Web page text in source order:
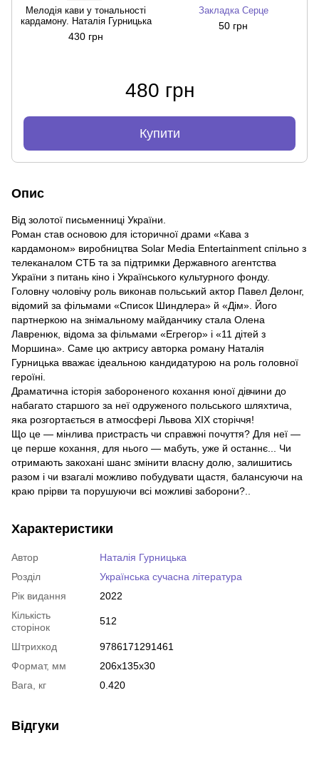
Мелодія кави у тональності
кардамону. Наталія Гурницька
430 грн
Закладка Серце
50 грн
480 грн
Купити
Опис
Від золотої письменниці України.
Роман став основою для історичної драми «Кава з
кардамоном» виробництва Solar Media Entertainment спільно з
телеканалом СТБ та за підтримки Державного агентства
України з питань кіно і Українського культурного фонду.
Головну чоловічу роль виконав польський актор Павел Делонг,
відомий за фільмами «Список Шиндлера» й «Дім». Його
партнеркою на знімальному майданчику стала Олена
Лавренюк, відома за фільмами «Егрегор» і «11 дітей з
Моршина». Саме цю актрису авторка роману Наталія
Гурницька вважає ідеальною кандидатурою на роль головної
героїні.
Драматична історія забороненого кохання юної дівчини до
набагато старшого за неї одруженого польського шляхтича,
яка розгортається в атмосфері Львова XIX сторіччя!
Що це — мінлива пристрасть чи справжні почуття? Для неї —
це перше кохання, для нього — мабуть, уже й останнє... Чи
отримають закохані шанс змінити власну долю, залишитись
разом і чи взагалі можливо побудувати щастя, балансуючи на
краю прірви та порушуючи всі можливі заборони?..
Характеристики
Автор
Наталія Гурницька
Розділ
Українська сучасна література
Рік видання
2022
Кількість
сторінок
512
Штрихкод
9786171291461
Формат, мм
206x135x30
Вага, кг
0.420
Відгуки